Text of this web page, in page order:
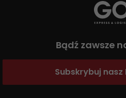
Bądź zawsze
Subskrybuj